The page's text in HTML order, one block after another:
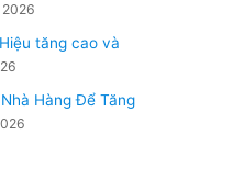
2026
tăng cao và
Hàng Để Tăng